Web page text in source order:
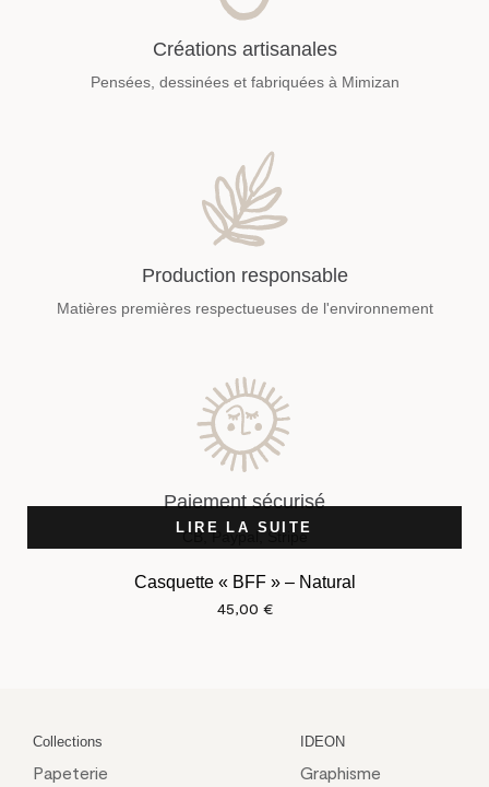
LIRE LA SUITE
Casquette « BFF » – Natural
45,00 €
Créations artisanales
Pensées, dessinées et fabriquées à Mimizan
Production responsable
Matières premières respectueuses de l'environnement
Paiement sécurisé
CB, Paypal, Stripe
Collections
Papeterie
IDEON
Graphisme